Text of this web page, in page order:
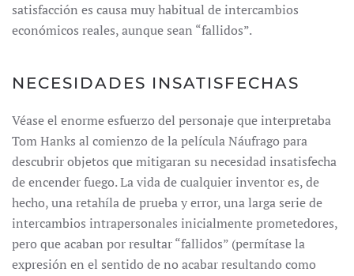
satisfacción es causa muy habitual de intercambios
económicos reales, aunque sean “fallidos”.
NECESIDADES INSATISFECHAS
Véase el enorme esfuerzo del personaje que interpretaba
Tom Hanks al comienzo de la película Náufrago para
descubrir objetos que mitigaran su necesidad insatisfecha
de encender fuego. La vida de cualquier inventor es, de
hecho, una retahíla de prueba y error, una larga serie de
intercambios intrapersonales inicialmente prometedores,
pero que acaban por resultar “fallidos” (permítase la
expresión en el sentido de no acabar resultando como